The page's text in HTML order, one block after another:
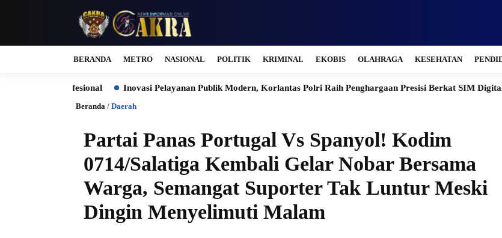
BERANDA METRO NASIONAL POLITIK KRIMINAL EKOBIS OLAHRAGA KESEHATAN
Inovasi Pelayanan Publik Modern, Korlantas Polri Raih Penghargaan Presisi Berkat SIM Digital dan e-BPKB
Beranda / Daerah
Partai Panas Portugal Vs Spanyol! Kodim
0714/Salatiga Kembali Gelar Nobar Bersama
Warga, Semangat Suporter Tak Luntur Meski
Dingin Menyelimuti Malam